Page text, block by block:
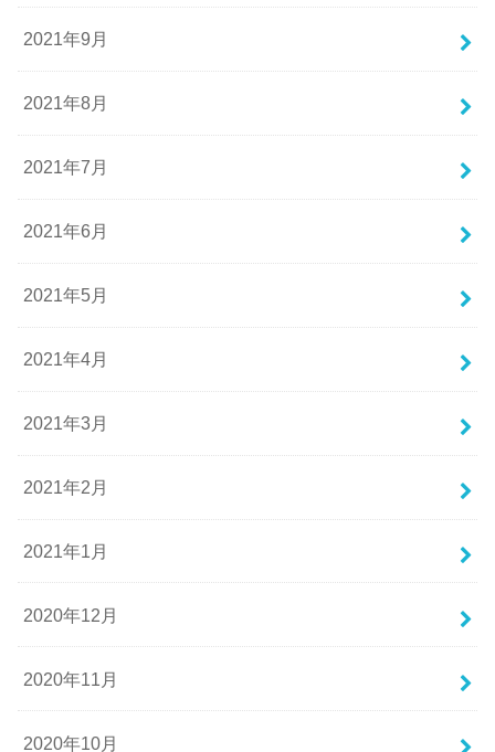
2021年9月
2021年8月
2021年7月
2021年6月
2021年5月
2021年4月
2021年3月
2021年2月
2021年1月
2020年12月
2020年11月
2020年10月